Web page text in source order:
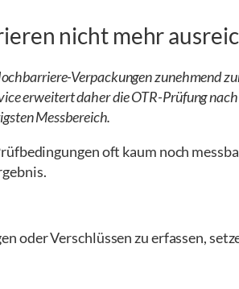
nicht mehr
Verpackungen zunehmend
erweitert daher die OTR-Prüfung
Messbereich.
oft kaum noch
oder Verschlüssen zu erfassen,